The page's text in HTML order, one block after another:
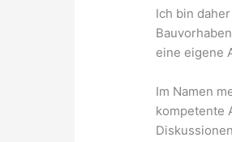
Ich bin
eine eigene
Im Namen
kompetente